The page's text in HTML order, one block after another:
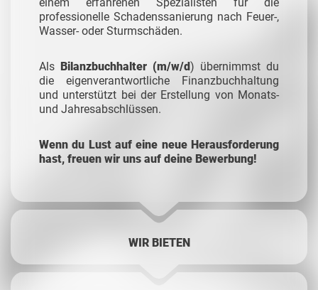
professionelle Schadenssanierung nach Feuer-,
Wasser- oder Sturmschäden.
Als Bilanzbuchhalter (m/w/d) übernimmst du
die eigenverantwortliche Finanzbuchhaltung
und unterstützt bei der Erstellung von Monats-
und Jahresabschlüssen.
Wenn du Lust auf eine neue Herausforderung
hast, freuen wir uns auf deine Bewerbung!
WIR BIETEN